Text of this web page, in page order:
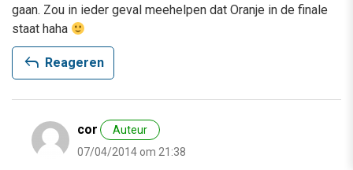
gaan. Zou in ieder geval meehelpen dat Oranje in de finale
staat haha
reply Reageren
cor
Auteur
07/04/2014 om 21:38